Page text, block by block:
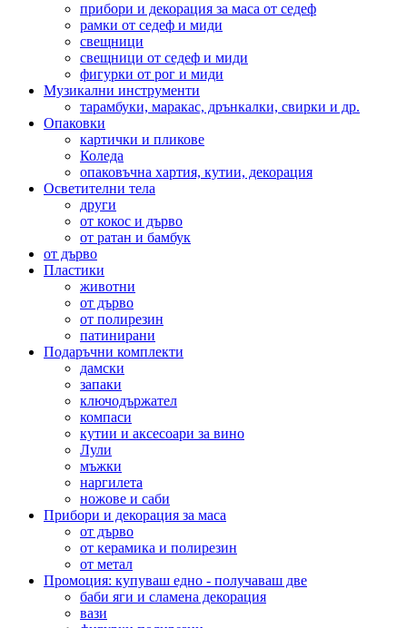
прибори и декорация за маса от седеф
рамки от седеф и миди
свещници
свещници от седеф и миди
фигурки от рог и миди
Музикални инструменти
тарамбуки, маракас, дрънкалки, свирки и др.
Опаковки
картички и пликове
Коледа
опаковъчна хартия, кутии, декорация
Осветителни тела
други
от кокос и дърво
от ратан и бамбук
от дърво
Пластики
животни
от дърво
от полирезин
патинирани
Подаръчни комплекти
дамски
запаки
ключодържател
компаси
кутии и аксесоари за вино
Лули
мъжки
наргилета
ножове и саби
Прибори и декорация за маса
от дърво
от керамика и полирезин
от метал
Промоция: купуваш едно - получаваш две
баби яги и сламена декорация
вази